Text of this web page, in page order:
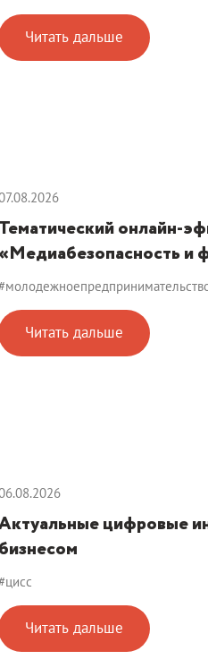
Читать дальше
Тематический онлайн-
и
Читать дальше
цифровые
бизнесом
Читать дальше